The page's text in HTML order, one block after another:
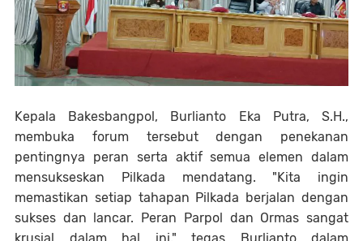
Kepala Bakesbangpol, Burlianto Eka Putra, S.H.,
membuka forum tersebut dengan penekanan
pentingnya peran serta aktif semua elemen dalam
mensukseskan Pilkada mendatang. "Kita ingin
memastikan setiap tahapan Pilkada berjalan dengan
sukses dan lancar. Peran Parpol dan Ormas sangat